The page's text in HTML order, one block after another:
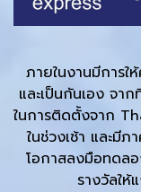
ภายในงานมีการใ
และเป็นกันเอง จา
ในการติดตั้งจาก
ในช่วงเช้า และมี
โอกาสลงมือทดล
รางวัลให้